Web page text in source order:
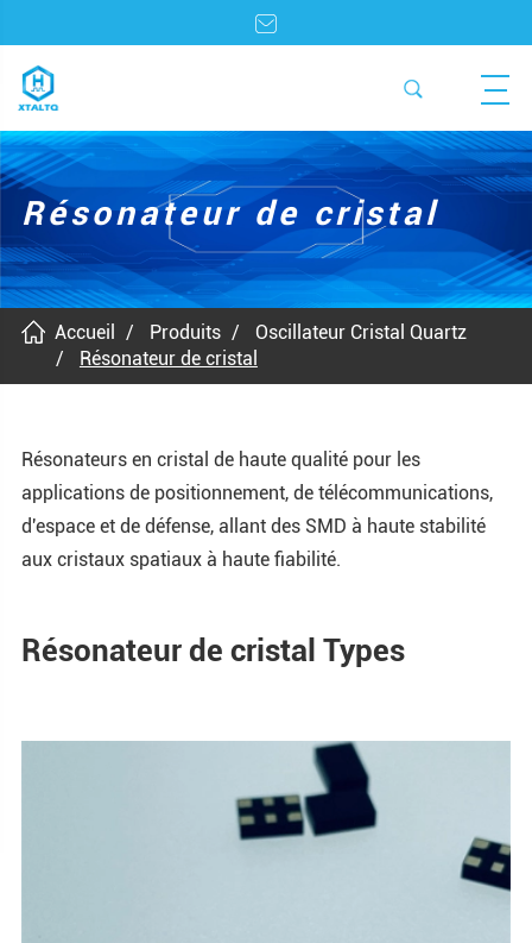
Résonateur de cristal
Accueil Produits
Oscillateur Cristal Quartz
Résonateur de cristal
Résonateurs en cristal de haute qualité pour les
applications de positionnement, de télécommunications,
d'espace et de défense, allant des SMD à haute stabilité
aux cristaux spatiaux à haute fiabilité.
Résonateur de cristal Types